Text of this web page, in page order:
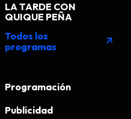
LA TARDE CON
QUIQUE PEÑA
Todos los
programas
arrow_outward
Programación
Publicidad